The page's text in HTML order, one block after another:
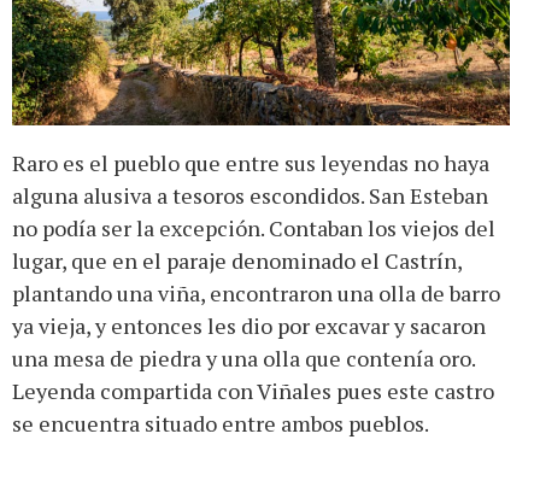
Raro es el pueblo que entre sus leyendas no haya
alguna alusiva a tesoros escondidos. San Esteban
no podía ser la excepción. Contaban los viejos del
lugar, que en el paraje denominado el Castrín,
plantando una viña, encontraron una olla de barro
ya vieja, y entonces les dio por excavar y sacaron
una mesa de piedra y una olla que contenía oro.
Leyenda compartida con Viñales pues este castro
se encuentra situado entre ambos pueblos.